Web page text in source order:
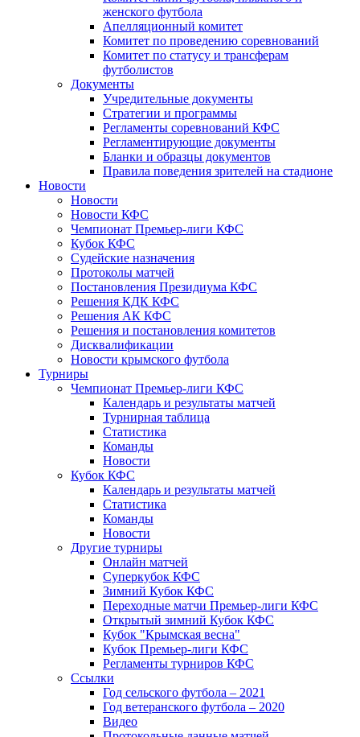
женского футбола
Апелляционный комитет
Комитет по проведению соревнований
Комитет по статусу и трансферам
футболистов
Документы
Учредительные документы
Стратегии и программы
Регламенты соревнований КФС
Регламентирующие документы
Бланки и образцы документов
Правила поведения зрителей на стадионе
Новости
Новости
Новости КФС
Чемпионат Премьер-лиги КФС
Кубок КФС
Судейские назначения
Протоколы матчей
Постановления Президиума КФС
Решения КДК КФС
Решения АК КФС
Решения и постановления комитетов
Дисквалификации
Новости крымского футбола
Турниры
Чемпионат Премьер-лиги КФС
Календарь и результаты матчей
Турнирная таблица
Статистика
Команды
Новости
Кубок КФС
Календарь и результаты матчей
Статистика
Команды
Новости
Другие турниры
Онлайн матчей
Суперкубок КФС
Зимний Кубок КФС
Переходные матчи Премьер-лиги КФС
Открытый зимний Кубок КФС
Кубок "Крымская весна"
Кубок Премьер-лиги КФС
Регламенты турниров КФС
Ссылки
Год сельского футбола – 2021
Год ветеранского футбола – 2020
Видео